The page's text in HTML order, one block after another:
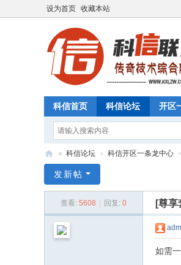
设为首页 收藏本站
科信首页 科信论坛 开区
信
» 科信论坛 › 科信开区一条龙中心 ›
发新帖
查看: 5608 回复: 0 [尊享
如需